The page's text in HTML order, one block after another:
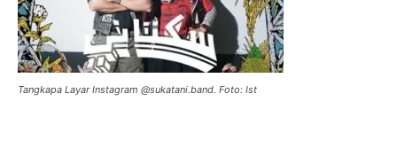
Tangkapa Layar Instagram @sukatani.band. Foto: Ist